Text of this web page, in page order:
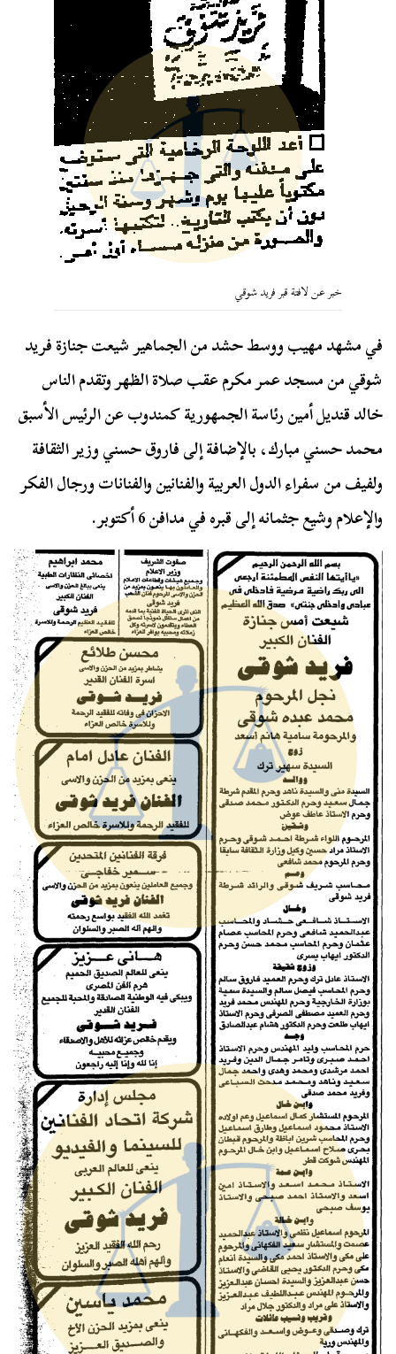
خبر عن لافتة قبر فريد شوقي
في مشهد مهيب ووسط حشد من الجماهير شيعت جنازة فريد
شوقي من مسجد عمر مكرم عقب صلاة الظهر وتقدم الناس
خالد قنديل أمين رئاسة الجمهورية كمندوب عن الرئيس الأسبق
محمد حسني مبارك، بالإضافة إلى فاروق حسني وزير الثقافة
ولفيف من سفراء الدول العربية والفنانين والفنانات ورجال الفكر
والإعلام وشيع جثمانه إلى قبره في مدافن 6 أكتوبر.